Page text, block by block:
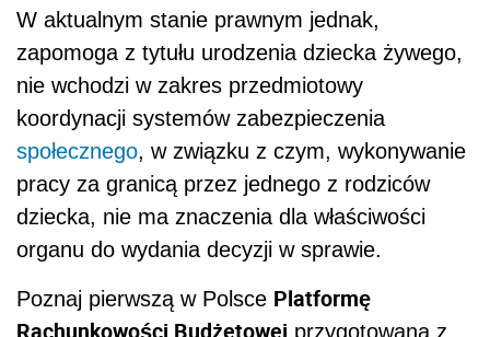
W aktualnym stanie prawnym jednak,
zapomoga z tytułu urodzenia dziecka żywego,
nie wchodzi w zakres przedmiotowy
koordynacji systemów zabezpieczenia
społecznego, w związku z czym, wykonywanie
pracy za granicą przez jednego z rodziców
dziecka, nie ma znaczenia dla właściwości
organu do wydania decyzji w sprawie.
Poznaj pierwszą w Polsce Platformę
Rachunkowości Budżetowej przygotowaną z